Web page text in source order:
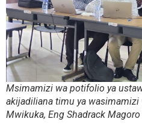
Msimamizi wa potifolio ya
akijadiliana timu ya wasimamizi
Mwikuka, Eng Shadrack